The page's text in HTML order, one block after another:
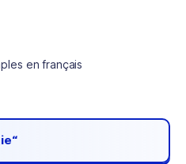
en français